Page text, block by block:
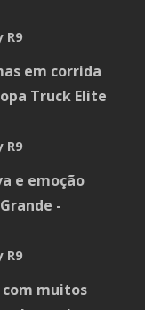
R9
em corrida
Truck Elite
R9
e emoção
-
R9
muitos